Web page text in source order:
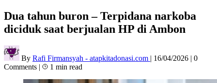
Dua tahun buron – Terpidana narkoba
diciduk saat berjualan HP di Ambon
By Rafi Firmansyah - atapkitadonasi.com | 16/04/2026 | 0
Comments | 1 min read